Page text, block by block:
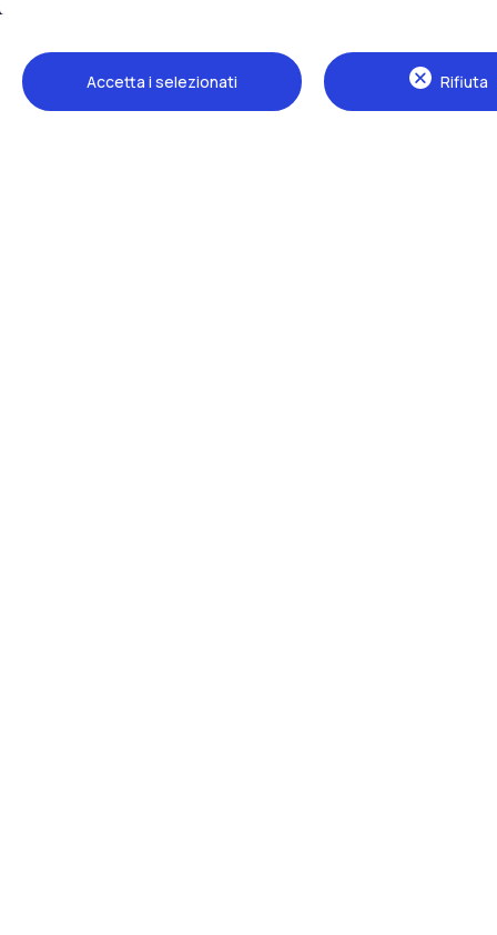
Rifiuta
Accetta i selezionati